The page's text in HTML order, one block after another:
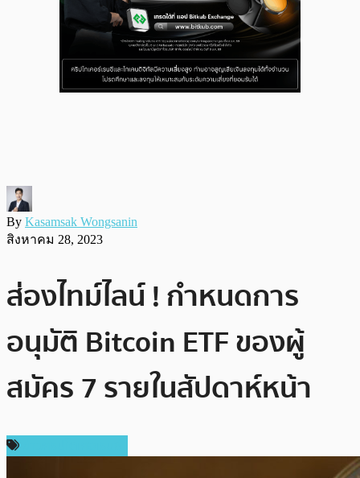
By Kasamsak Wongsanin
สิงหาคม 28, 2023
ส่องไทม์ไลน์ ! กำหนดการ
อนุมัติ Bitcoin ETF ของผู้
สมัคร 7 รายในสัปดาห์หน้า